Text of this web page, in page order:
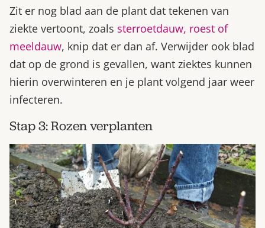
Zit er nog blad aan de plant dat tekenen van
ziekte vertoont, zoals sterroetdauw, roest of
meeldauw, knip dat er dan af. Verwijder ook blad
dat op de grond is gevallen, want ziektes kunnen
hierin overwinteren en je plant volgend jaar weer
infecteren.
Stap 3: Rozen verplanten